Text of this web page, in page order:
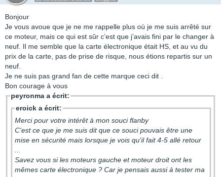
Bonjour
Je vous avoue que je ne me rappelle plus où je me suis arrêté sur
ce moteur, mais ce qui est sûr c’est que j’avais fini par le changer à
neuf. Il me semble que la carte électronique était HS, et au vu du
prix de la carte, pas de prise de risque, nous étions repartis sur un
neuf.
Je ne suis pas grand fan de cette marque ceci dit .
Bon courage à vous
peyronma a écrit:
eroick a écrit:
Merci pour votre intérêt à mon souci flanby
C'est ce que je me suis dit que ce souci pouvais être une
mise en sécurité mais lorsque je vois qu'il fait 4-5 allé retour
Savez vous si les moteurs gauche et moteur droit ont les
mêmes carte électronique ? Car je pensais aussi à tester ma